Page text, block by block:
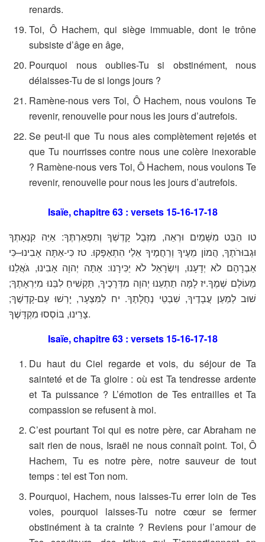
renards.
Toi, Ô Hachem, qui siège immuable, dont le trône
subsiste d’âge en âge,
Pourquoi nous oublies-Tu si obstinément, nous
délaisses-Tu de si longs jours ?
Ramène-nous vers Toi, Ô Hachem, nous voulons Te
revenir, renouvelle pour nous les jours d’autrefois.
Se peut-il que Tu nous aies complètement rejetés et
que Tu nourrisses contre nous une colère inexorable
? Ramène-nous vers Toi, Ô Hachem, nous voulons Te
revenir, renouvelle pour nous les jours d’autrefois.
Isaïe, chapitre 63 : versets 15-16-17-18
טו הַבֵּט מִשָּׁמַיִם וּרְאֵה, מִזְּבֻל קָדְשְׁךָ וְתִפְאַרְתֶּךָ: אַיֵּה קִנְאָתְךָ
וּגְבוּרֹתֶךָ, הֲמוֹן מֵעֶיךָ וְרַחֲמֶיךָ אֵלַי הִתְאַפָּקוּ. טז כִּי-אַתָּה אָבִינוּ–כִּי
אַבְרָהָם לֹא יְדָעָנוּ, וְיִשְׂרָאֵל לֹא יַכִּירָנוּ: אַתָּה יְהוָה אָבִינוּ, גֹּאֲלֵנוּ
מֵעוֹלָם שְׁמֶךָ.יז לָמָּה תַתְעֵנוּ יְהוָה מִדְּרָכֶיךָ, תַּקְשִׁיחַ לִבֵּנוּ מִיִּרְאָתֶךָ;
שׁוּב לְמַעַן עֲבָדֶיךָ, שִׁבְטֵי נַחֲלָתֶךָ. יח לַמִּצְעָר, יָרְשׁוּ עַם-קָדְשֶׁךָ;
צָרֵינוּ, בּוֹסְסוּ מִקְדָּשֶׁךָ.
Isaïe, chapitre 63 : versets 15-16-17-18
Du haut du Ciel regarde et vois, du séjour de Ta
sainteté et de Ta gloire : où est Ta tendresse ardente
et Ta puissance ? L’émotion de Tes entrailles et Ta
compassion se refusent à moi.
C’est pourtant Toi qui es notre père, car Abraham ne
sait rien de nous, Israël ne nous connaît point. Toi, Ô
Hachem, Tu es notre père, notre sauveur de tout
temps : tel est Ton nom.
Pourquoi, Hachem, nous laisses-Tu errer loin de Tes
voies, pourquoi laisses-Tu notre cœur se fermer
obstinément à ta crainte ? Reviens pour l’amour de